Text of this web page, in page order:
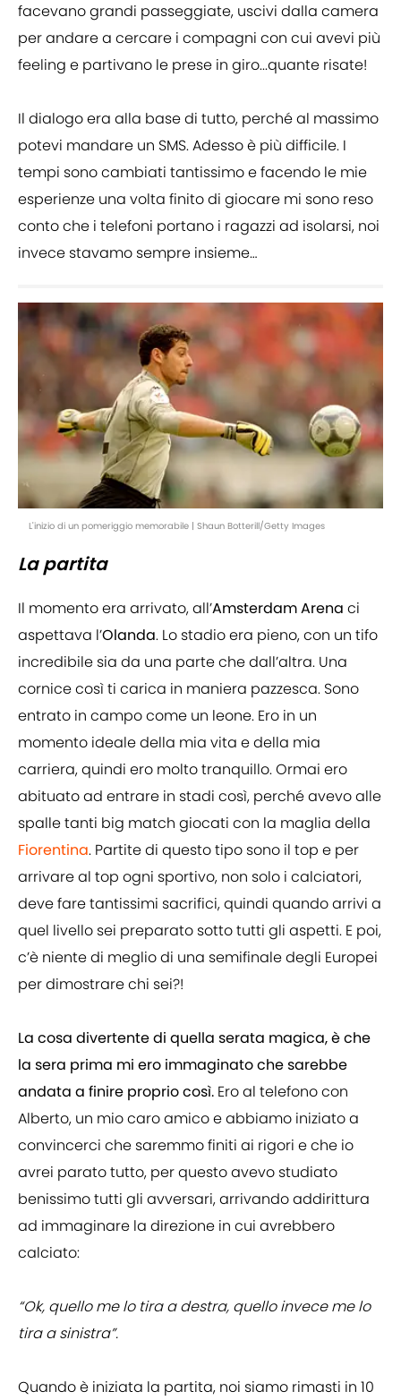
facevano grandi passeggiate, uscivi dalla camera
per andare a cercare i compagni con cui avevi più
feeling e partivano le prese in giro...quante risate!
Il dialogo era alla base di tutto, perché al massimo
potevi mandare un SMS. Adesso è più difficile. I
tempi sono cambiati tantissimo e facendo le mie
esperienze una volta finito di giocare mi sono reso
conto che i telefoni portano i ragazzi ad isolarsi, noi
invece stavamo sempre insieme…
L'inizio di un pomeriggio memorabile | Shaun Botterill/Getty Images
La partita
Il momento era arrivato, all’Amsterdam Arena ci
aspettava l’Olanda. Lo stadio era pieno, con un tifo
incredibile sia da una parte che dall’altra. Una
cornice così ti carica in maniera pazzesca. Sono
entrato in campo come un leone. Ero in un
momento ideale della mia vita e della mia
carriera, quindi ero molto tranquillo. Ormai ero
abituato ad entrare in stadi così, perché avevo alle
spalle tanti big match giocati con la maglia della
Fiorentina. Partite di questo tipo sono il top e per
arrivare al top ogni sportivo, non solo i calciatori,
deve fare tantissimi sacrifici, quindi quando arrivi a
quel livello sei preparato sotto tutti gli aspetti. E poi,
c’è niente di meglio di una semifinale degli Europei
per dimostrare chi sei?!
La cosa divertente di quella serata magica, è che
la sera prima mi ero immaginato che sarebbe
andata a finire proprio così. Ero al telefono con
Alberto, un mio caro amico e abbiamo iniziato a
convincerci che saremmo finiti ai rigori e che io
avrei parato tutto, per questo avevo studiato
benissimo tutti gli avversari, arrivando addirittura
ad immaginare la direzione in cui avrebbero
calciato:
“Ok, quello me lo tira a destra, quello invece me lo
tira a sinistra”.
Quando è iniziata la partita, noi siamo rimasti in 10